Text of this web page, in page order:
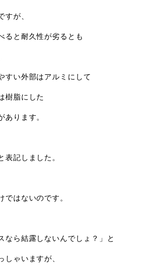
が、
ると耐久性が劣るとも
すい外部はアルミにして
樹脂にした
ります。
記しました。
はないのです。
なら結露しないんでしょ？」と
ゃいますが、